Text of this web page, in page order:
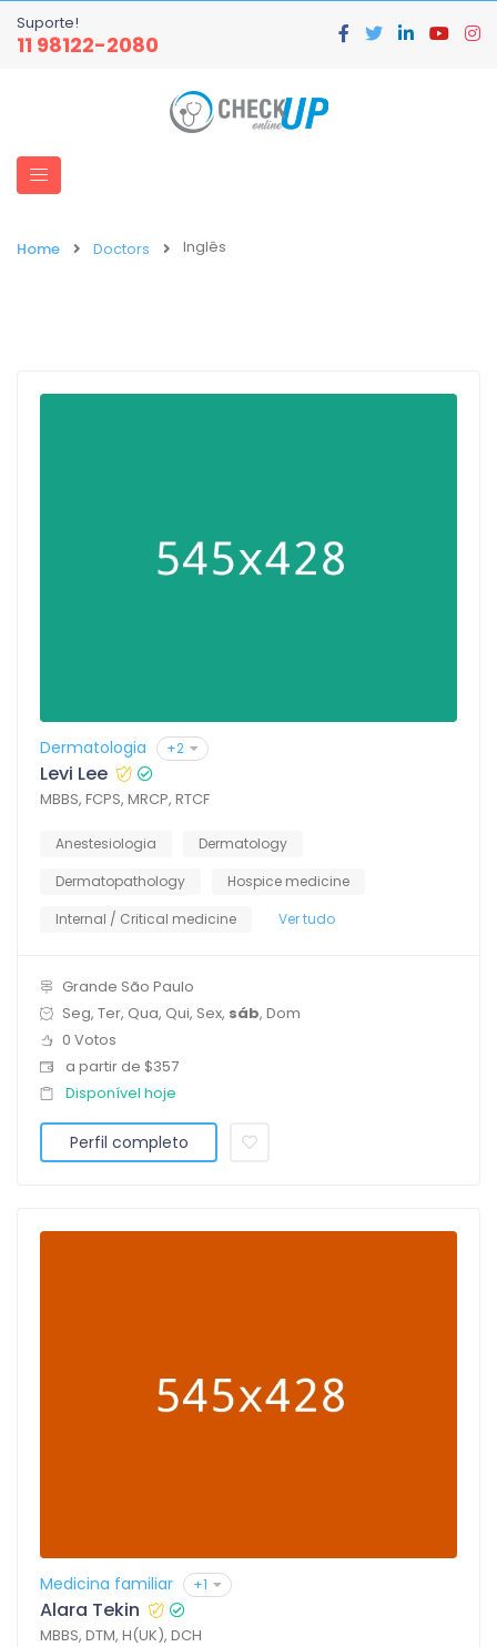
Suporte!
11 98122-2080
Home Doctors Inglês
Dermatologia +2
Levi Lee
MBBS, FCPS, MRCP, RTCF
Anestesiologia
Dermatology
Dermatopathology
Hospice medicine
Internal / Critical medicine
Ver tudo
Grande São Paulo
Seg, Ter, Qua, Qui, Sex, sáb, Dom
0 Votos
a partir de $357
Disponível hoje
Perfil completo
Medicina familiar +1
Alara Tekin
MBBS, DTM, H(UK), DCH